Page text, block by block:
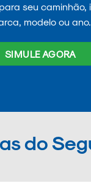
seu caminhão,
modelo ou ano.
SIMULE AGORA
do